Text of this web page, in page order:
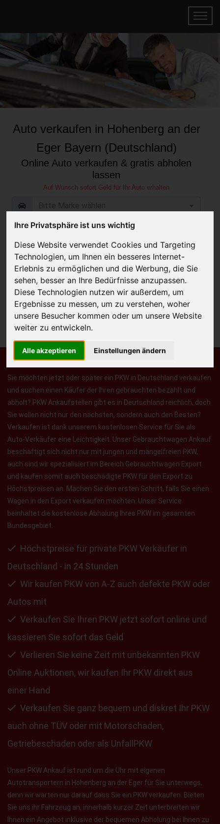
Ihre Privatsphäre ist uns wichtig
Diese Website verwendet Cookies und Targeting
Technologien, um Ihnen ein besseres Internet-
Erlebnis zu ermöglichen und die Werbung, die Sie
sehen, besser an Ihre Bedürfnisse anzupassen.
Diese Technologien nutzen wir außerdem, um
Ergebnisse zu messen, um zu verstehen, woher
unsere Besucher kommen oder um unsere Website
weiter zu entwickeln.
Alle akzeptieren Einstellungen ändern
Auto verkaufen in Hohenberg an der
Eger Bayern (Deutschland)
Online Auto verkaufen & gratis abholen
lassen
Auf Wunsch sofort Geld für Ihr Auto erhalten
JETZT KOSTENLOSE BEWERTUNG
Kostenloses Angebotfür den Ankauf Ihres Autos inklusive der
Abholung, auf Wunsch sofort Geld. Ihre Daten werden nicht mit Dritten
geteilt.
Wir garantieren 100% Sicherheit.
Sie möchten jetzt oder später ein PKW in Deutschland verkaufen
und suchen einen Käufer der Ihren gebrauchten bezahlt und
abholt? PKW Ankaufstellen gibt es in Deutschland reichlich, doch
Sie wollen nicht nur den nächsten, sondern auch den Besten?
Verkaufen ist dank unserem kostenlosen Service für Sie als
Auto-Verkäufer eine Leichtigkeit. Unser Gebrauchtwagen Ankauf
beschäftigt sich nicht nur mit jungen und mängelfreien PKW,
auch sind wir spezialisiert im Bereich Gebrauchtwagen Export
und kaufen somit auch beschädigte PKW für den Export zu
Höchstpreisen an. Machen Sie den ersten Schritt, falls Sie einen
Wagen in den Export verkaufen möchten. Unser Service
beinhaltet die kostenlose Abholung Ihres PKW im gesamten
Bundesgebiet.
Höchstpreise für private PKW Verkäufer in
Deutschland - in 24 Stunden
Wir kaufen PKW von A-Z auch defekte PKW oder
Autos mit
Verkaufen Sie Ihren PKW jetzt sofort online und
kassieren Sie sofort das Geld
Verlieren Sie keine Zeit mit unbekannten PKW
Online Auktionen, wir kaufen Ihr PKW direkt aus
einer Hand
Verkaufen Sie ganz bequem und diskret Ihr PKW
auch ohne TÜV oder mit Motorschaden,
Getriebeschaden oder als UnfallPKW
Unser PKW Ankauf ist rund um die Uhr mit eigenen
Autotransportern in Hohenberg an der Eger für Sie unterwegs,
denn wir warten nur darauf dass Sie ein PKW verkaufen. Bieten
Sie uns ihr Fahrzeug an, innerhalb kurzer Zeit unterbreiten wir
Ihnen ein Angebot inklusive der bequemen Abholung bei Ihnen zu